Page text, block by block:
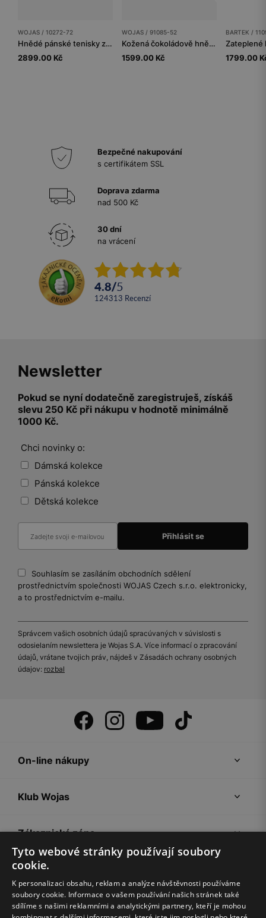
WOJAS / 10272-72
Hnědé pánské tenisky z kombinované kůže
2899.00 Kč
WOJAS / 91085-52
Kožená čokoládově hnědá dámská peněženka se zlatými detaily
1599.00 Kč
BARTEK /
1799.00
Bezpečné nakupování
s certifikátem SSL
Doprava zdarma
nad 500 Kč
30 dní
na vrácení
4.8/5
124313 recenzí
Newsletter
Pokud se nyní dodatečně zaregistruješ, získáš
slevu 250 Kč při nákupu v hodnotě minimálně
1000 Kč.
Chci novinky o:
Dámská kolekce
Pánská kolekce
Dětská kolekce
Souhlasím se zasíláním obchodních sdělení
prostřednictvím společnosti WOJAS Czech s.r.o. elektronicky,
a to prostřednictvím e-mailu.
Správcem vašich osobních údajů spracúvaných v súvislosti s
odosielaním newslettera je Wojas S.A. Více informací o zpracování
údajů, vrátane tvojich práv, nájdeš v Zásadách ochrany osobných
údajov: rozbal
On-line nákupy
Klub Wojas
Zákaznická zóna
Společnost Wojas
Rady
Tyto webové stránky používají soubory
cookie.
K personalizaci obsahu, reklam a analýze návštěvnosti používáme
soubory cookie. Informace o vašem používání našich stránek také
sdílíme s našimi reklamními a analytickými partnery, kteří je mohou